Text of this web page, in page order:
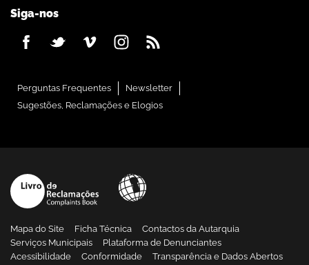
Siga-nos
Perguntas Frequentes
Newsletter
Sugestões, Reclamações e Elogios
Mapa do Site Ficha Técnica
Contactos da Autarquia
Serviços Municipais
Plataforma de Denunciantes
Acessibilidade
Conformidade Transparência e Dados Abertos